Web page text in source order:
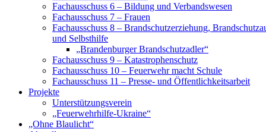
Fachausschuss 6 – Bildung und Verbandswesen
Fachausschuss 7 – Frauen
Fachausschuss 8 – Brandschutzerziehung,
und Selbsthilfe
„Brandenburger Brandschutzadler“
Fachausschuss 9 – Katastrophenschutz
Fachausschuss 10 – Feuerwehr macht Schule
Fachausschuss 11 – Presse- und Öffentlichkeitsarbeit
Projekte
Unterstützungsverein
„Feuerwehrhilfe-Ukraine“
„Ohne Blaulicht“